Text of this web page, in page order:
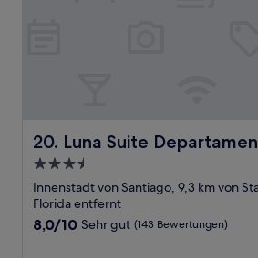
20. Luna Suite
Luna Suite Departamentos
3.5-
Sterne-
Unterkunft
Innenstadt von Santiago, 9,3 km von
Florida entfernt
8.0
8,0/10 Sehr gut (143 Bewertungen)